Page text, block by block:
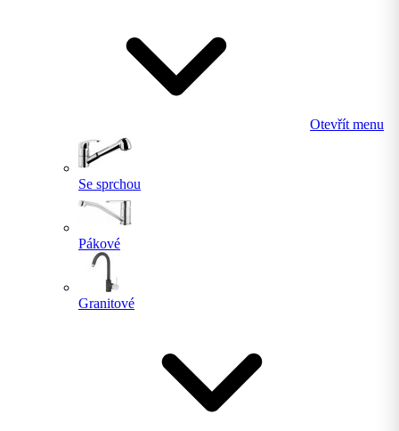
Otevřít menu
Se sprchou
Pákové
Granitové